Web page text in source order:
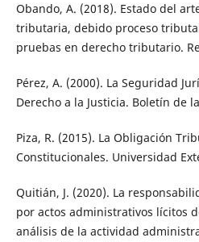
Obando, A. (2018). Estado del
tributaria, debido proceso
pruebas en derecho tributario.
Pérez, A. (2000). La Seguridad
Derecho a la Justicia. Boletín de
Piza, R. (2015). La Obligación
Constitucionales. Universidad
Quitián, J. (2020). La
por actos administrativos lícitos
análisis de la actividad